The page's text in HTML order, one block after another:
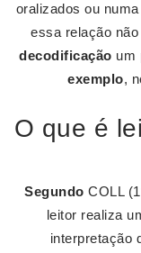
oralizados ou
essa relação
decodificação um
exemplo,
O que é
Segundo COLL
leitor realiza
interpretação